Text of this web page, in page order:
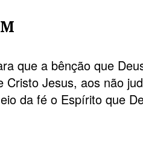
que a bênção que
Cristo Jesus, aos não
da fé o Espírito que